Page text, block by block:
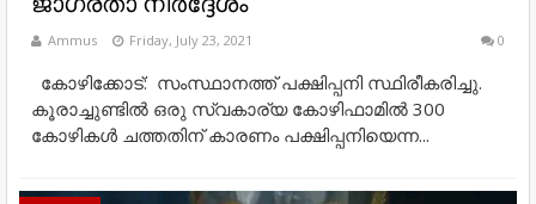
Ammus Friday, July 23, 2021 0
കോഴിക്കോട്: സംസ്ഥാനത്ത് പക്ഷിപ്പനി സ്ഥിരീകരിച്ചു.
കൂരാച്ചുണ്ടില്‍ ഒരു സ്വകാര്യ കോഴിഫാമില്‍ 300
കോഴികള്‍ ചത്തതിന് കാരണം പക്ഷിപ്പനിയെന്ന...